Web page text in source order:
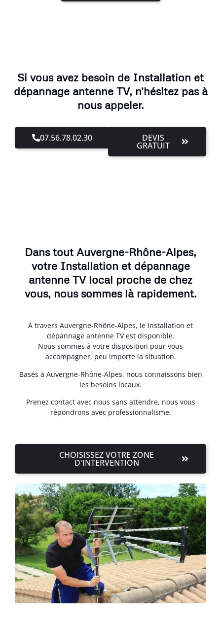
Si vous avez besoin de Installation et
dépannage antenne TV, n'hésitez pas à
nous appeler.
07.56.78.02.30 DEVIS
GRATUIT
Dans tout Auvergne-Rhône-Alpes,
votre Installation et dépannage
antenne TV local proche de chez
vous, nous sommes là rapidement.
À travers Auvergne-Rhône-Alpes, le Installation et
dépannage antenne TV est disponible.
Nous sommes à votre disposition pour vous
accompagner, peu importe la situation.
Basés à Auvergne-Rhône-Alpes, nous connaissons bien
les besoins locaux.
Prenez contact avec nous sans attendre, nous vous
répondrons avec professionnalisme.
CHOISISSEZ VOTRE ZONE
D'INTERVENTION